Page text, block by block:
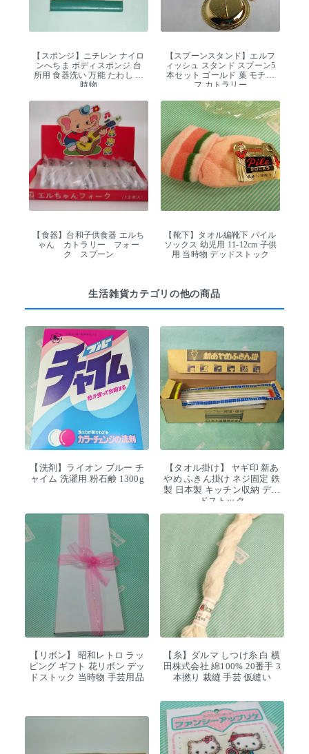
【スポンジ】ニチレン ナイロ
ンへちま ボディスポンジ 台
所用 食器洗い 万能 たわし 当
時物
【スプーンスタンド】エルフ
ィッシュ スタンド スプーン5
本セット ゴールド 葉 モチー
フ カトラリー
【食器】台和子供食器 エルち
ゃん カトラリー フォー
ク スプーン
【靴下】タオル編靴下 パイル
ソックス 幼児用 11-12cm 子供
用 当時物 デッドストック
生活雑貨カテゴリの他の商品
【洗剤】ライオン ブルー チ
ャイム 洗濯用 粉石鹸 1300g
【タオル掛け】 ヤギ印 新あ
やめ ふきん掛け ネジ固定 鉄
製 日本製 キッチン収納 デッ
ドストック
【リボン】 昭和レトロ ラッ
ピング ギフト 花リボン デッ
ドストック 当時物 手芸用品
【糸】ダルマ しつけ糸 白 横
田株式会社 綿100% 20番手 3
本撚り 裁縫 手芸 仮縫い